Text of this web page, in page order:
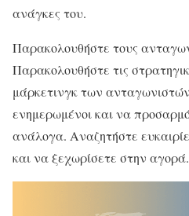
ανάγκες του.
Παρακολουθήστε τους
Παρακολουθήστε τις
μάρκετινγκ των
ενημερωμένοι και να
ανάλογα. Αναζητήστε
και να ξεχωρίσετε στην αγορά.